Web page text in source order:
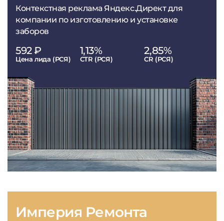
Контекстная реклама Яндекс.Директ для
компании по изготовлению и установке
заборов
592 ₽
Цена лида (РСЯ)
1,13%
CTR (РСЯ)
2,85%
CR (РСЯ)
Империя Ремонта